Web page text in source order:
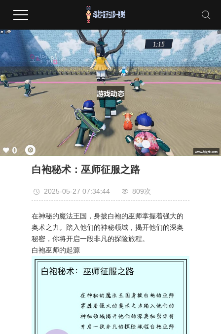
白袍秘术：巫师征服之路
2025-05-27 07:34:44 809次
在神秘的魔法王国，身披白袍的巫师掌握着强大的
奥术之力。踏入他们的神秘领域，揭开他们的深奥
秘密，你将开启一段非凡的探险旅程。
白袍巫师的起源